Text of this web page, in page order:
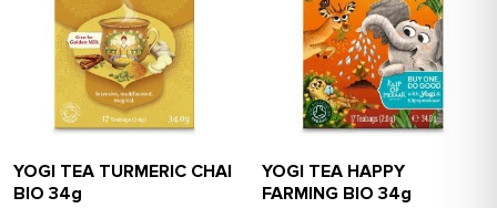
YOGI TEA TURMERIC CHAI
ΒΙΟ 34g
ΥΟGI TEA HAPPY
FARMING ΒΙΟ 34g